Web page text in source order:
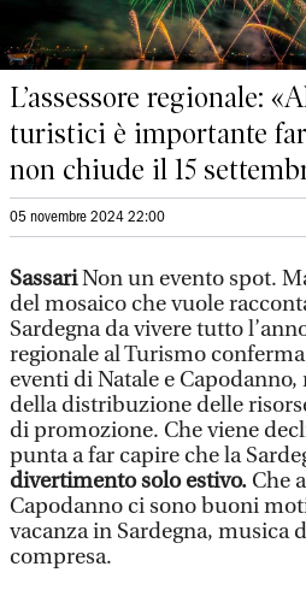
L’assessore regionale:
turistici è importante far
non chiude il 15
05 novembre 2024 22:00
SassariNon un evento spot.
del mosaico che vuole
Sardegna da vivere tutto
regionale al Turismo
eventi di Natale e
della distribuzione delle
di promozione. Che viene
punta a far capire che la
divertimento solo estivo. Che
Capodanno ci sono buoni
vacanza in Sardegna, musica
compresa.